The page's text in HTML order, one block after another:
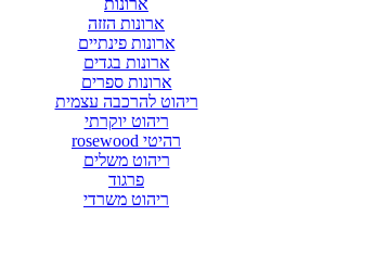
ארונות הזזה
ארונות פינתיים
ארונות בגדים
ארונות ספרים
ריהוט להרכבה עצמית
ריהוט יוקרתי
רהיטי rosewood
ריהוט משלים
פרגוד
ריהוט משרדי